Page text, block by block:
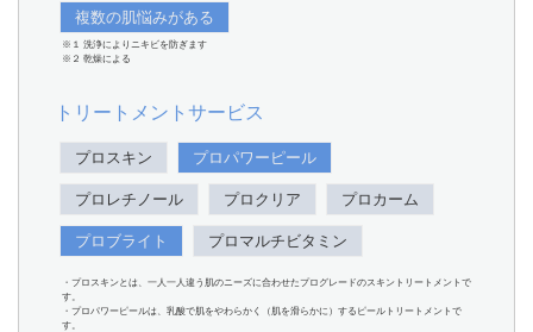
複数の肌悩みがある
※１ 洗浄によりニキビを防ぎます
※２ 乾燥による
トリートメントサービス
プロスキン プロパワーピール
プロレチノール プロクリア プロカーム
プロブライト プロマルチビタミン
・プロスキンとは、一人一人違う肌のニーズに合わせたプログレードのスキントリートメントで
す。
・プロパワーピールは、乳酸で肌をやわらかく（肌を滑らかに）するピールトリートメントで
す。